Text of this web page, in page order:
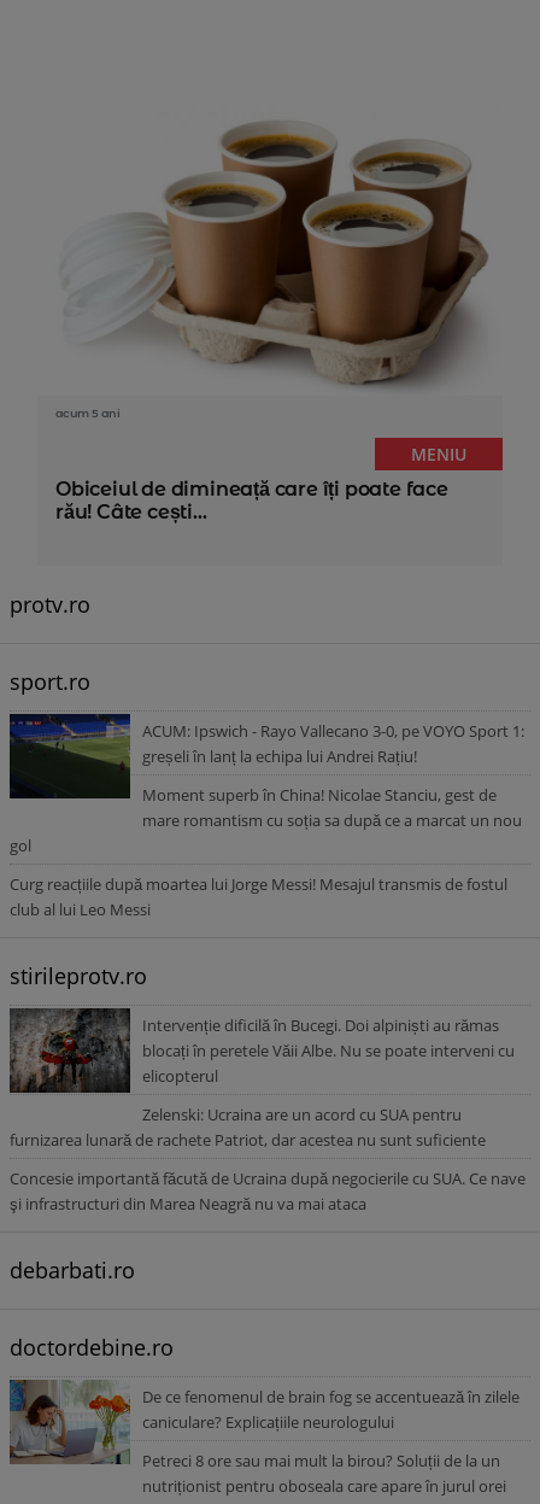
acum 5 ani
MENIU
Obiceiul de dimineață care îți poate face
rău! Câte cești...
protv.ro
sport.ro
ACUM: Ipswich - Rayo Vallecano 3-0, pe VOYO Sport 1:
greșeli în lanț la echipa lui Andrei Rațiu!
Moment superb în China! Nicolae Stanciu, gest de
mare romantism cu soția sa după ce a marcat un nou
gol
Curg reacțiile după moartea lui Jorge Messi! Mesajul transmis de fostul
club al lui Leo Messi
stirileprotv.ro
Intervenție dificilă în Bucegi. Doi alpiniști au rămas
blocați în peretele Văii Albe. Nu se poate interveni cu
elicopterul
Zelenski: Ucraina are un acord cu SUA pentru
furnizarea lunară de rachete Patriot, dar acestea nu sunt suficiente
Concesie importantă făcută de Ucraina după negocierile cu SUA. Ce nave
şi infrastructuri din Marea Neagră nu va mai ataca
debarbati.ro
doctordebine.ro
De ce fenomenul de brain fog se accentuează în zilele
caniculare? Explicațiile neurologului
Petreci 8 ore sau mai mult la birou? Soluții de la un
nutriționist pentru oboseala care apare în jurul orei